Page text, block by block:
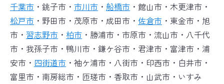
千葉市 ・銚子市・ 市川市 ・ 船橋市 ・館山市・木更津市・
松戸市 ・野田市・茂原市・成田市・ 佐倉市 ・東金市・旭
市・ 習志野市 ・ 柏市 ・勝浦市・市原市・流山市・八千代
市・我孫子市・鴨川市・鎌ケ谷市・君津市・富津市・浦
安市・ 四街道市 ・袖ケ浦市・八街市・印西市・白井市・
富里市・南房総市・匝瑳市・香取市・山武市・いすみ